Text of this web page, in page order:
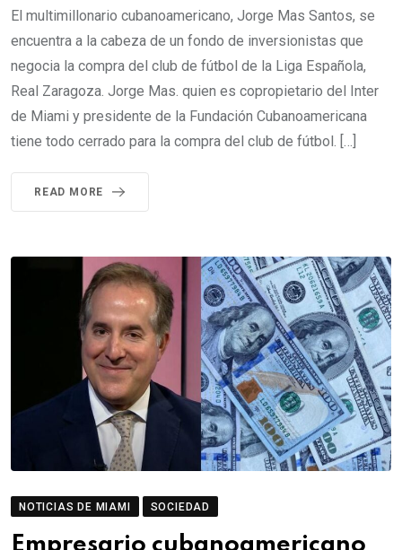
El multimillonario cubanoamericano, Jorge Mas Santos, se
encuentra a la cabeza de un fondo de inversionistas que
negocia la compra del club de fútbol de la Liga Española,
Real Zaragoza. Jorge Mas. quien es copropietario del Inter
de Miami y presidente de la Fundación Cubanoamericana
tiene todo cerrado para la compra del club de fútbol. […]
READ MORE
NOTICIAS DE MIAMI SOCIEDAD
Empresario cubanoamericano